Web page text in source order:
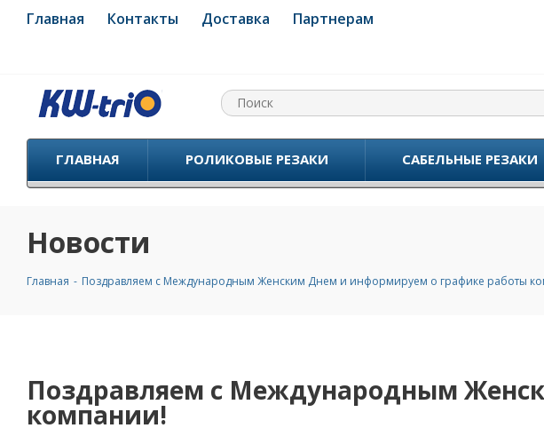
Главная Контакты Доставка Партнерам
ГЛАВНАЯ РОЛИКОВЫЕ РЕЗАКИ САБЕЛЬНЫЕ РЕЗАКИ
Новости
Главная - Поздравляем с Международным Женским Днем и информируем о графике работы
Поздравляем с Международным
компании!